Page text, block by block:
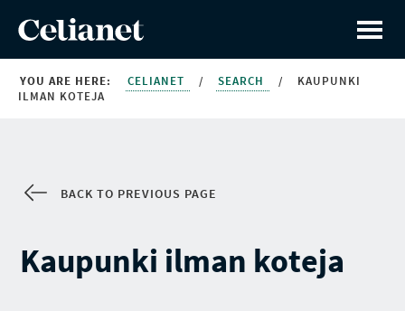
YOU ARE HERE: CELIANET / SEARCH /
KAUPUNKI
ILMAN KOTEJA
BACK TO PREVIOUS PAGE
Kaupunki ilman koteja